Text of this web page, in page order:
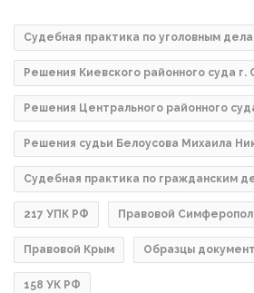
Судебная практика по уголовным
Решения Киевского районного суда г.
Решения Центрального районного
Решения судьи Белоусова Михаила
Судебная практика по гражданским
217 УПК РФ Правовой
Правовой Крым Образцы
158 УК РФ